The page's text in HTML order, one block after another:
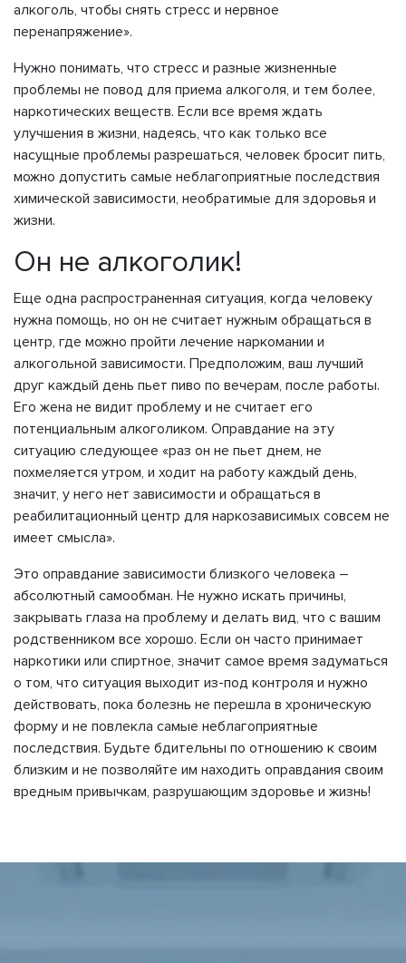
алкоголь, чтобы снять стресс и нервное
перенапряжение».
Нужно понимать, что стресс и разные жизненные
проблемы не повод для приема алкоголя, и тем более,
наркотических веществ. Если все время ждать
улучшения в жизни, надеясь, что как только все
насущные проблемы разрешаться, человек бросит пить,
можно допустить самые неблагоприятные последствия
химической зависимости, необратимые для здоровья и
жизни.
Он не алкоголик!
Еще одна распространенная ситуация, когда человеку
нужна помощь, но он не считает нужным обращаться в
центр, где можно пройти лечение наркомании и
алкогольной зависимости. Предположим, ваш лучший
друг каждый день пьет пиво по вечерам, после работы.
Его жена не видит проблему и не считает его
потенциальным алкоголиком. Оправдание на эту
ситуацию следующее «раз он не пьет днем, не
похмеляется утром, и ходит на работу каждый день,
значит, у него нет зависимости и обращаться в
реабилитационный центр для наркозависимых совсем не
имеет смысла».
Это оправдание зависимости близкого человека –
абсолютный самообман. Не нужно искать причины,
закрывать глаза на проблему и делать вид, что с вашим
родственником все хорошо. Если он часто принимает
наркотики или спиртное, значит самое время задуматься
о том, что ситуация выходит из-под контроля и нужно
действовать, пока болезнь не перешла в хроническую
форму и не повлекла самые неблагоприятные
последствия. Будьте бдительны по отношению к своим
близким и не позволяйте им находить оправдания своим
вредным привычкам, разрушающим здоровье и жизнь!